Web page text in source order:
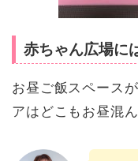
赤ちゃん広場に
お昼ご飯スペース
アはどこもお昼混